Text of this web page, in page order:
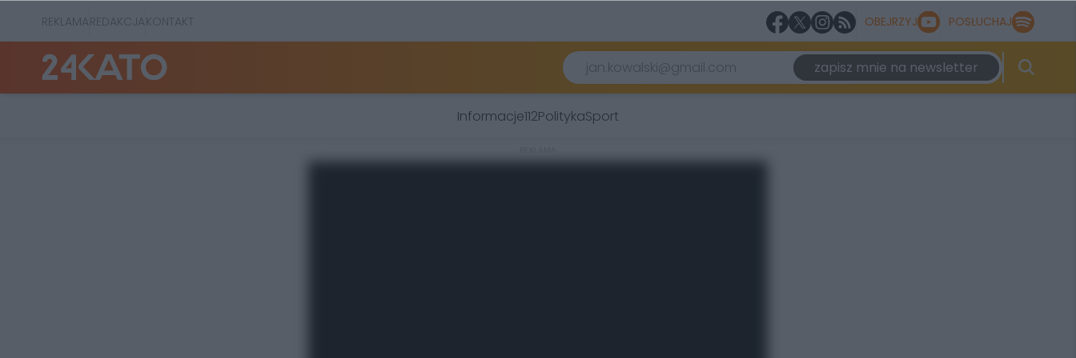
REKLAMAREDAKCJAKONTAKT OBEJRZYJ POSŁUCHAJ
zapisz mnie na newsletter
Informacje112PolitykaSport